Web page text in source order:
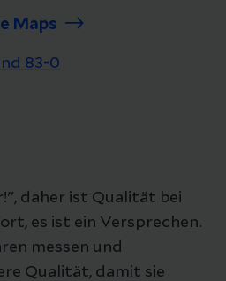
Maps
83-0
daher ist Qualität bei
es ist ein Versprechen.
messen und
Qualität, damit sie